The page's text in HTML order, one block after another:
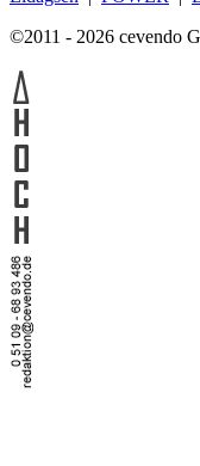
©2011 - 2026 cevendo